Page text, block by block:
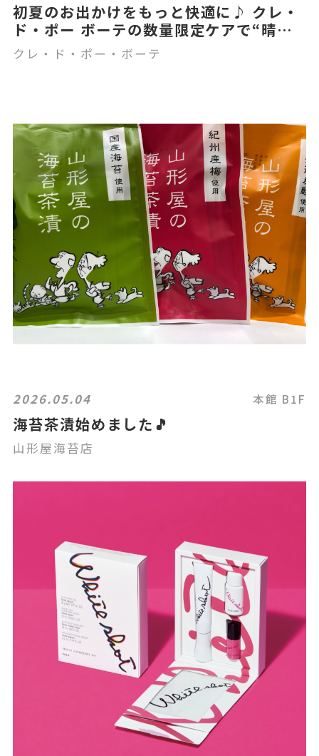
初夏のお出かけをもっと快適に♪ クレ・
ド・ポー ボーテの数量限定ケアで“晴れ
の日肌”へ
クレ・ド・ポー・ボーテ
2026.05.04 本館 B1F
海苔茶漬始めました🎵
山形屋海苔店